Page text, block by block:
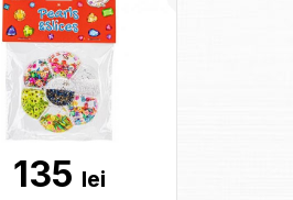
135 lei